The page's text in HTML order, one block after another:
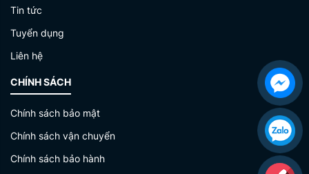
Tin tức
Tuyển dụng
Liên hệ
CHÍNH SÁCH
Chính sách bảo mật
Chính sách vận chuyển
Chính sách bảo hành